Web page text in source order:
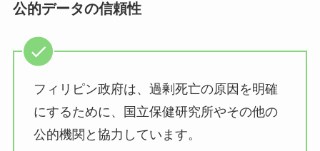
公的データの信頼性
フィリピン政府は、過剰死亡の原因を明確
にするために、国立保健研究所やその他の
公的機関と協力しています。